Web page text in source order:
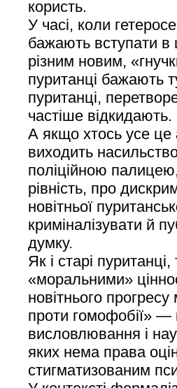
користь.
У часі, коли
бажають вступати
різним новим,
пуританці бажають
пуританці,
частіше відкидають.
А якщо хтось усе це
виходить
поліційною
рівність, про
новітньої
криміналізувати й
думку.
Як і старі
«моральними»
новітнього
проти гомофобії»
висловлювання і
яких нема права
стигматизованим